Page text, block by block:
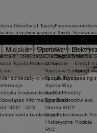
Miejskie Sportowe
Toyota Professional
Góra
i lokalizacja
nas
sprzedaży w woj. lubuskim
środowiskowa TCE
informacyjny Rodo
14001 : 2015
konta bankowego
Świat Toyoty
Świat Toyoty
Dlaczego Toyota?
O Toyocie
Toyota w Europie
Fabryki Toyoty
Toyota Way
Toyota Mobility
Toyota a środowisko
Norma WLTP
Klub Rekordowych
Historyczne Modele
FAQ
Finansowanie
Oferta dla firm
Toyota Financial
Kredyt
Kredyt
Leasing
systemu nawigacji Toyoty. Stanowi